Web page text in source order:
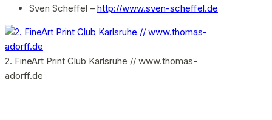
Sven Scheffel – http://www.sven-scheffel.de
2. FineArt Print Club Karlsruhe // www.thomas-
adorff.de